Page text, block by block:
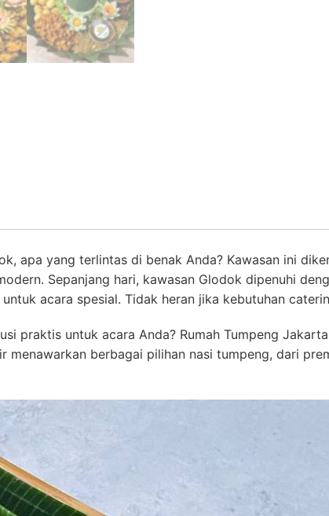
apa yang terlintas di benak Anda? Kawasan ini
Sepanjang hari, kawasan Glodok dipenuhi
acara spesial. Tidak heran jika kebutuhan
praktis untuk acara Anda? Rumah Tumpeng
berbagai pilihan nasi tumpeng, dari